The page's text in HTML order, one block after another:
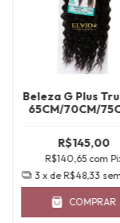
Beleza G Plus
65CM/70CM/
R$145,00
R$140,65 com
3 x de R$48,33
COMPRAR